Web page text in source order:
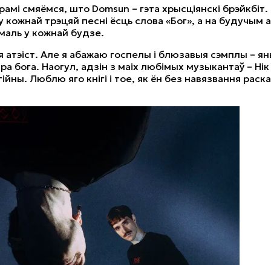
смяёмся, што Domsun – гэта хрысціянскі
кожнай трэцяй песні ёсць слова «Бог», а на будучым
у кожнай будзе.
атэіст. Але я абажаю госпелы і блюзавыя сэмплы –
бога. Наогул, адзін з маіх любімых музыкантаў –
Люблю яго кнігі і тое, як ён без навязвання